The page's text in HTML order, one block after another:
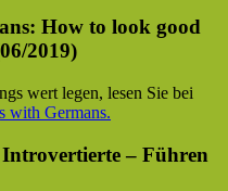
How to look good
2019)
wert legen, lesen Sie bei
with Germans.
– Führen